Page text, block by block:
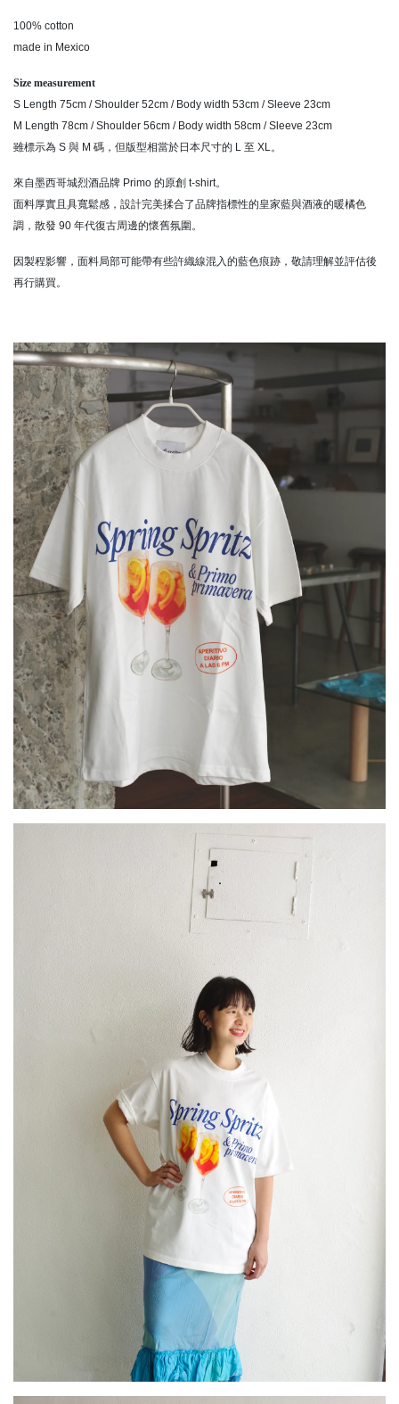
100% cotton
made in Mexico
Size measurement
S Length 75cm / Shoulder 52cm / Body width 53cm / Sleeve 23cm
M Length 78cm / Shoulder 56cm / Body width 58cm / Sleeve 23cm
雖標示為 S 與 M 碼，但版型相當於日本尺寸的 L 至 XL。
來自墨西哥城烈酒品牌 Primo 的原創 t-shirt。
面料厚實且具寬鬆感，設計完美揉合了品牌指標性的皇家藍與酒液的暖橘色
調，散發 90 年代復古周邊的懷舊氛圍。
因製程影響，面料局部可能帶有些許織線混入的藍色痕跡，敬請理解並評估後
再行購買。